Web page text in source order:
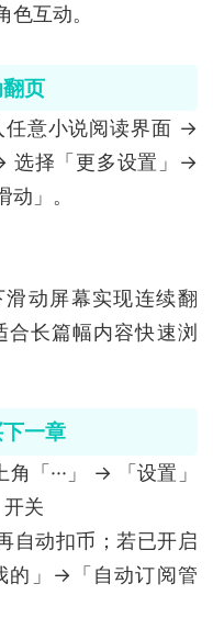
互动。
页
意小说阅读界面 →
选择「更多设置」→
」。
动屏幕实现连续翻
长篇幅内容快速浏
一章
···」 → 「设置」
关
动扣币；若已开启
的」→「自动订阅管